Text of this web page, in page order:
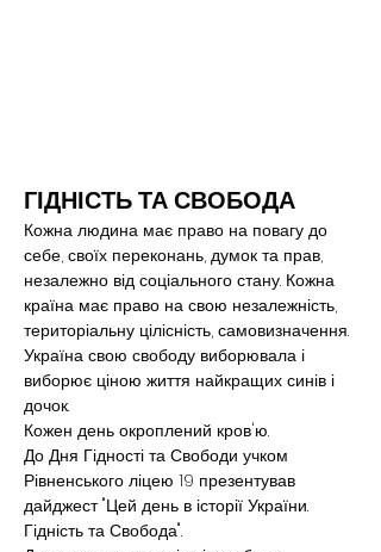
ГІДНІСТЬ ТА СВОБОДА
Кожна людина має право на повагу до
себе, своїх переконань, думок та прав,
незалежно від соціального стану. Кожна
країна має право на свою незалежність,
територіальну цілісність, самовизначення.
Україна свою свободу виборювала і
виборює ціною життя найкращих синів і
дочок.
Кожен день окроплений кров'ю.
До Дня Гідності та Свободи учком
Рівненського ліцею 19 презентував
дайджест "Цей день в історії України.
Гідність та Свобода".